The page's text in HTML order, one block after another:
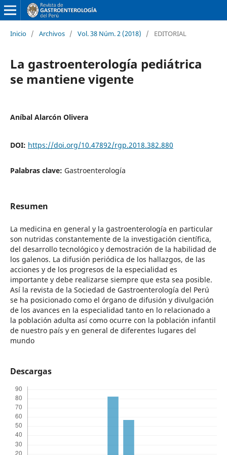
Inicio / Archivos / Vol. 38 Núm. 2 (2018) / EDITORIAL
La gastroenterología pediátrica
se mantiene vigente
Aníbal Alarcón Olivera
DOI: https://doi.org/10.47892/rgp.2018.382.880
Palabras clave: Gastroenterología
Resumen
La medicina en general y la gastroenterología en particular
son nutridas constantemente de la investigación científica,
del desarrollo tecnológico y demostración de la habilidad de
los galenos. La difusión periódica de los hallazgos, de las
acciones y de los progresos de la especialidad es
importante y debe realizarse siempre que esta sea posible.
Así la revista de la Sociedad de Gastroenterología del Perú
se ha posicionado como el órgano de difusión y divulgación
de los avances en la especialidad tanto en lo relacionado a
la población adulta así como ocurre con la población infantil
de nuestro país y en general de diferentes lugares del
mundo
Descargas